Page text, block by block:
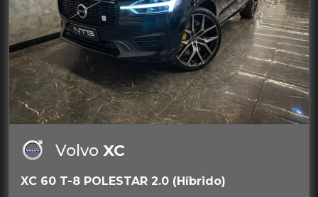
Volvo XC
XC 60 T-8 POLESTAR 2.0 (Híbrido)